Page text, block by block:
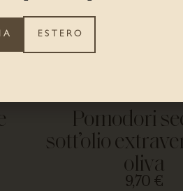
Pomodori
sott’olio
oliva
9,70 €
ESTERO